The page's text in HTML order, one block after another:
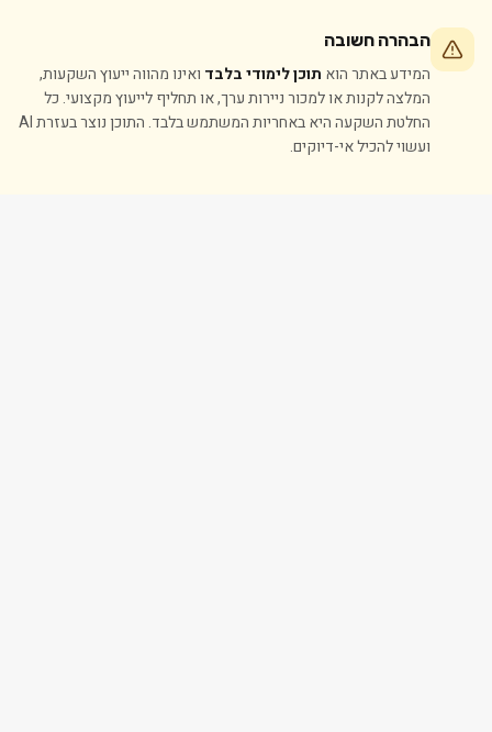
הבהרה חשובה
המידע באתר הוא תוכן לימודי בלבד ואינו מהווה ייעוץ השקעות,
המלצה לקנות או למכור ניירות ערך, או תחליף לייעוץ מקצועי. כל
החלטת השקעה היא באחריות המשתמש בלבד. התוכן נוצר בעזרת AI
ועשוי להכיל אי-דיוקים.